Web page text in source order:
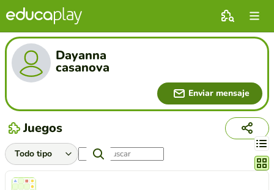
Dayanna
casanova
Enviar mensaje
Juegos